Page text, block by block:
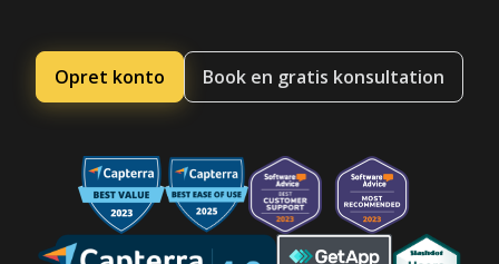
Opret konto Book en gratis konsultation